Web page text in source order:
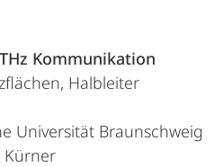
Kommunikation
Halbleiter
Universität Braunschweig
Kürner